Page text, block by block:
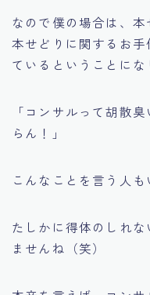
なので僕の場合は、本
本せどりに関するお
ているということにな
「コンサルって胡散
らん！」
こんなことを言う人も
たしかに得体のしれ
ませんね（笑）